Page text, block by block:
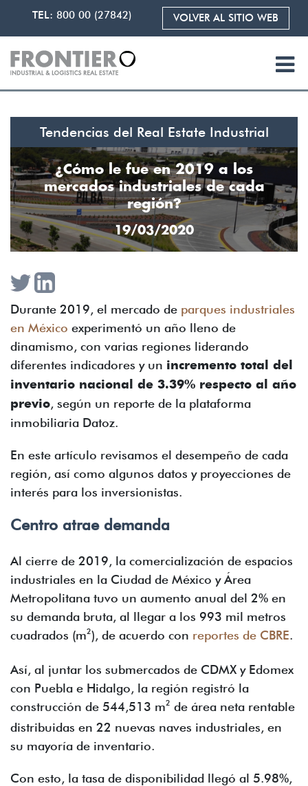
TEL: 800 00 (27842) VOLVER AL SITIO WEB
Tendencias del Real Estate Industrial
¿Cómo le fue en 2019 a los
mercados industriales de cada
región?
19/03/2020
Durante 2019, el mercado de parques industriales
en México experimentó un año lleno de
dinamismo, con varias regiones liderando
diferentes indicadores y un incremento total del
inventario nacional de 3.39% respecto al año
previo, según un reporte de la plataforma
inmobiliaria Datoz.
En este artículo revisamos el desempeño de cada
región, así como algunos datos y proyecciones de
interés para los inversionistas.
Centro atrae demanda
Al cierre de 2019, la comercialización de espacios
industriales en la Ciudad de México y Área
Metropolitana tuvo un aumento anual del 2% en
su demanda bruta, al llegar a los 993 mil metros
cuadrados (m2), de acuerdo con reportes de CBRE.
Así, al juntar los submercados de CDMX y Edomex
con Puebla e Hidalgo, la región registró la
construcción de 544,513 m2 de área neta rentable
distribuidas en 22 nuevas naves industriales, en
su mayoría de inventario.
Con esto, la tasa de disponibilidad llegó al 5.98%,